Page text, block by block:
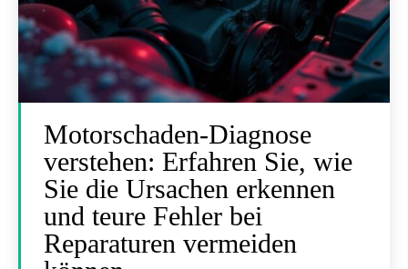
Motorschaden-Diagnose
verstehen: Erfahren Sie, wie
Sie die Ursachen erkennen
und teure Fehler bei
Reparaturen vermeiden